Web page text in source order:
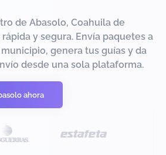
de Abasolo, Coahuila de
y segura. Envía paquetes a
genera tus guías y da
desde una sola plataforma.
ahora